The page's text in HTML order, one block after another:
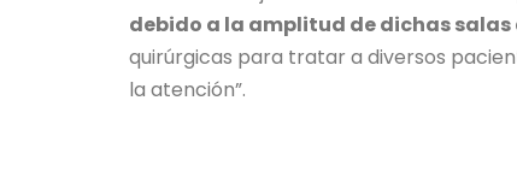
debido a la amplitud de dichas salas
quirúrgicas para tratar a diversos
la atención”.